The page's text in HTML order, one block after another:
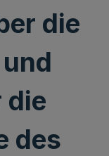
die
die
des